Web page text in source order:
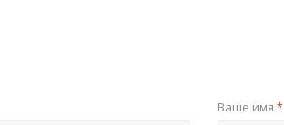
Ваше имя *